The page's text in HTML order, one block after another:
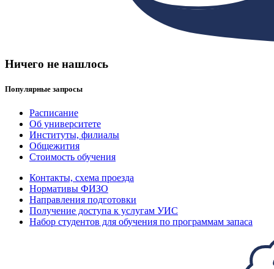
Ничего не нашлось
Популярные запросы
Расписание
Об университете
Институты, филиалы
Общежития
Стоимость обучения
Контакты, схема проезда
Нормативы ФИЗО
Направления подготовки
Получение доступа к услугам УИС
Набор студентов для обучения по программам запаса